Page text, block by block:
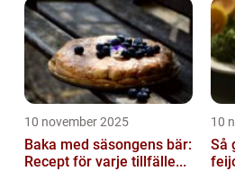
10 november 2025
Baka med säsongens bär:
Recept för varje tillfälle...
10
Så